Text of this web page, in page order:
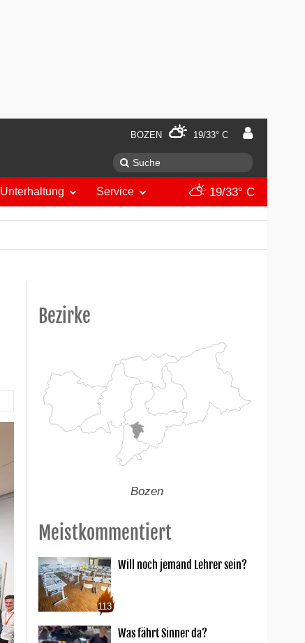
BOZEN 19/33° C
Unterhaltung Service 19/33° C
Bezirke
Bozen
Meistkommentiert
113
Will noch jemand Lehrer sein?
Was fährt Sinner da?